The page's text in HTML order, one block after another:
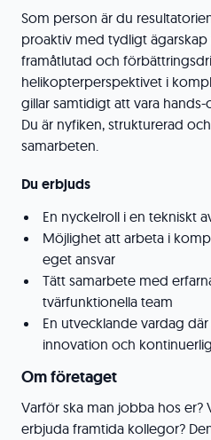
Som person är du
proaktiv med tydligt ägarskap
framåtlutad och
helikopterperspektivet i
gillar samtidigt att vara
Du är nyfiken, strukturerad
samarbeten.
Du erbjuds
En nyckelroll i en tekniskt
Möjlighet att arbeta i
eget ansvar
Tätt samarbete med
tvärfunktionella team
En utvecklande vardag
innovation och
Om företaget
Varför ska man jobba hos er?
erbjuda framtida kollegor?